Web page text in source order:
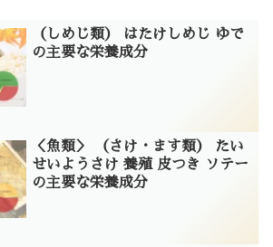
（しめじ類） はたけしめじ ゆで
の主要な栄養成分
＜魚類＞ （さけ・ます類） たい
せいようさけ 養殖 皮つき ソテー
の主要な栄養成分